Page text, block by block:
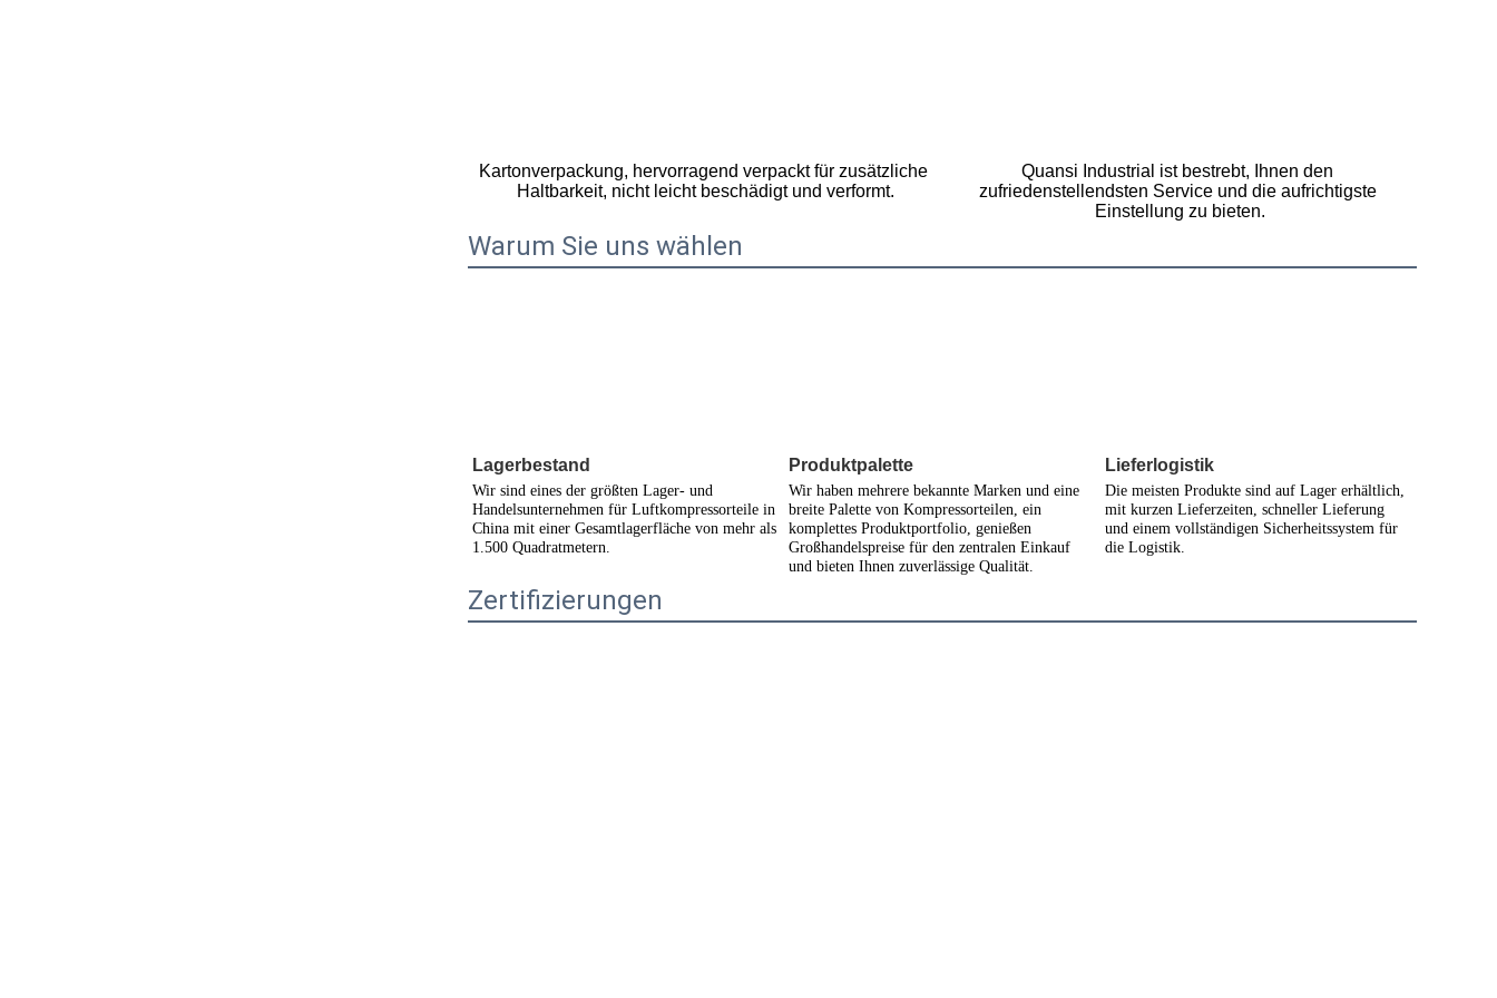
Kartonverpackung, hervorragend verpackt für zusätzliche
Haltbarkeit, nicht leicht beschädigt und verformt.
Quansi Industrial ist bestrebt, Ihnen den
zufriedenstellendsten Service und die aufrichtigste
Einstellung zu bieten.
Warum Sie uns wählen
Lagerbestand
Wir sind eines der größten Lager- und
Handelsunternehmen für Luftkompressorteile in
China mit einer Gesamtlagerfläche von mehr als
1.500 Quadratmetern.
Produktpalette
Wir haben mehrere bekannte Marken und eine
breite Palette von Kompressorteilen, ein
komplettes Produktportfolio, genießen
Großhandelspreise für den zentralen Einkauf
und bieten Ihnen zuverlässige Qualität.
Lieferlogistik
Die meisten Produkte sind auf Lager erhältlich,
mit kurzen Lieferzeiten, schneller Lieferung
und einem vollständigen Sicherheitssystem für
die Logistik.
Zertifizierungen